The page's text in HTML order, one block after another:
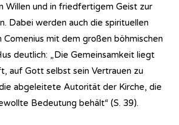
Willen und in friedfertigem Geist zur
Dabei werden auch die spirituellen
Comenius mit dem großen böhmischen
deutlich: „Die Gemeinsamkeit liegt
auf Gott selbst sein Vertrauen zu
abgeleitete Autorität der Kirche, die
Bedeutung behält“ (S. 39).